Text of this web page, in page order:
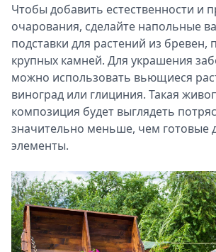
Чтобы добавить естественности и
очарования, сделайте напольные
подставки для растений из бревен,
крупных камней. Для украшения
можно использовать вьющиеся
виноград или глициния. Такая
композиция будет выглядеть
значительно меньше, чем готовые
элементы.